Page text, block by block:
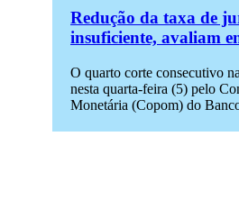
Redução da taxa de
insuficiente, avaliam
O quarto corte consecutivo
nesta quarta-feira (5) pelo
Monetária (Copom) do